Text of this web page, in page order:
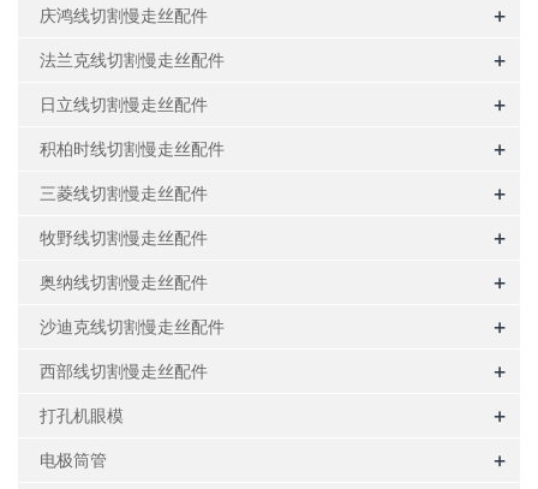
庆鸿线切割慢走丝配件 +
法兰克线切割慢走丝配件 +
日立线切割慢走丝配件 +
积柏时线切割慢走丝配件 +
三菱线切割慢走丝配件 +
牧野线切割慢走丝配件 +
奥纳线切割慢走丝配件 +
沙迪克线切割慢走丝配件 +
西部线切割慢走丝配件 +
打孔机眼模 +
电极筒管 +